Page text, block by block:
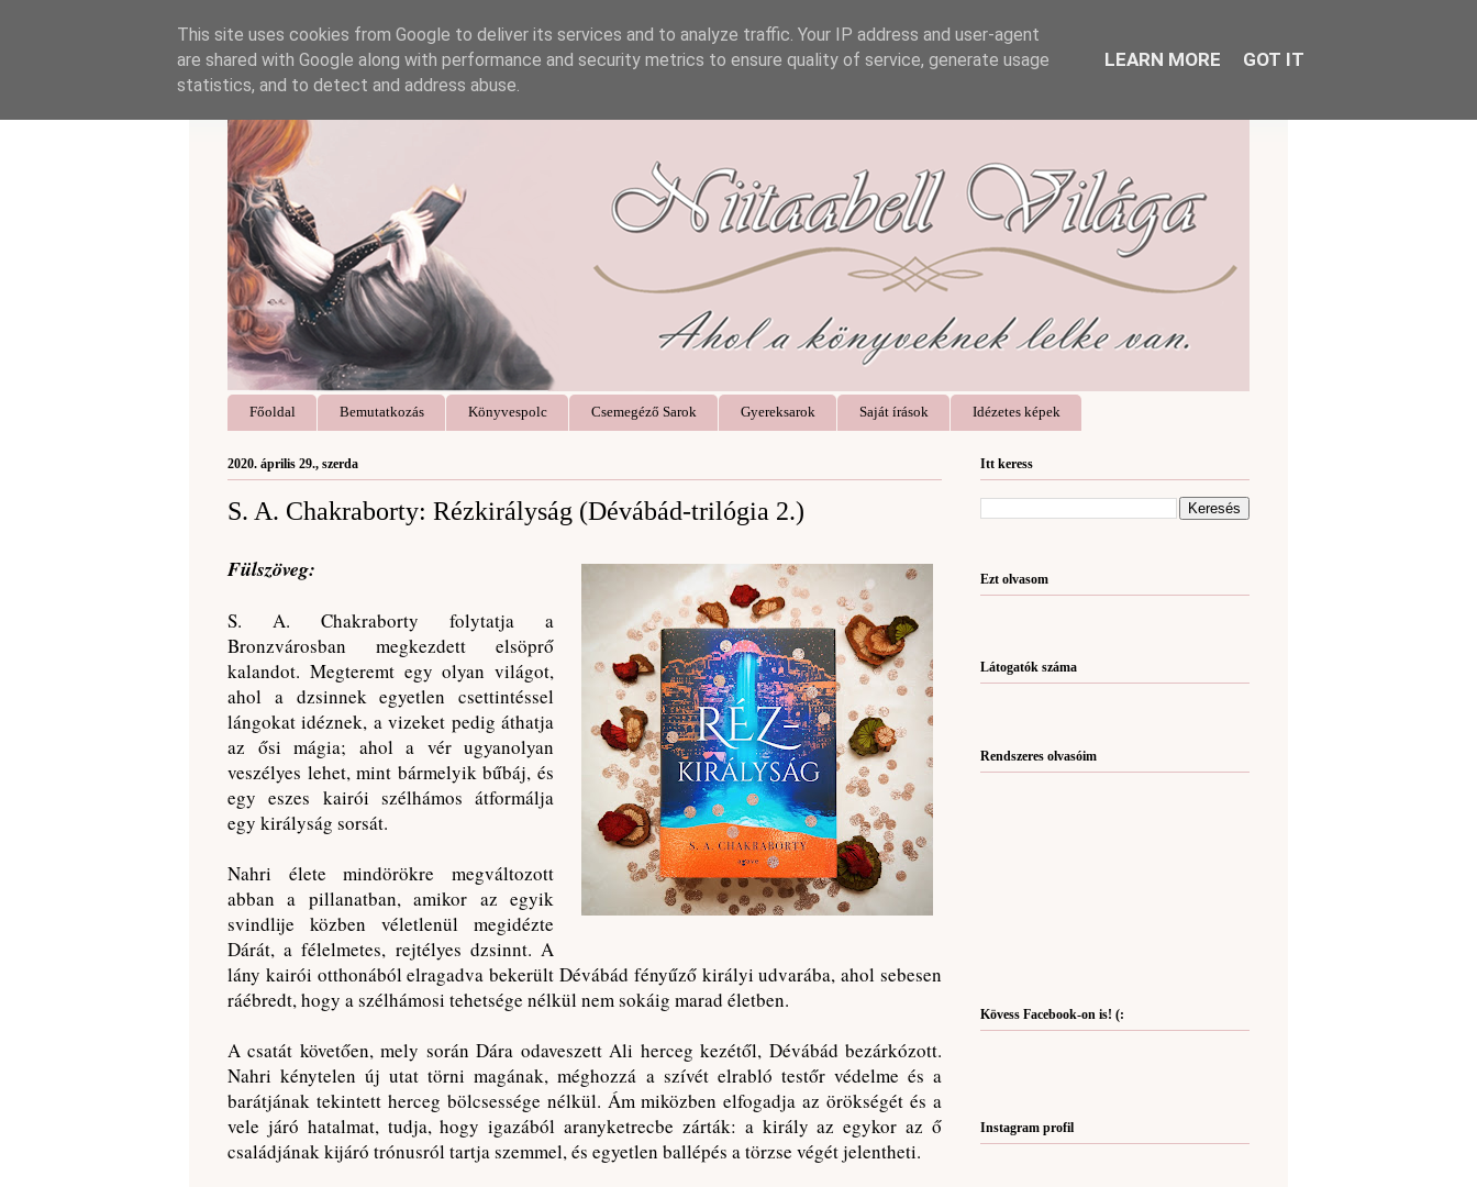
Főoldal Bemutatkozás Könyvespolc Csemegéző Sarok Gyereksarok Saját írások Idézetes képek
2020. április 29., szerda
S. A. Chakraborty: Rézkirályság (Dévábád-trilógia 2.)
Fülszöveg:
S. ​A. Chakraborty folytatja a
Bronzvárosban megkezdett elsöprő
kalandot. Megteremt egy olyan világot,
ahol a dzsinnek egyetlen csettintéssel
lángokat idéznek, a vizeket pedig áthatja
az ősi mágia; ahol a vér ugyanolyan
veszélyes lehet, mint bármelyik bűbáj, és
egy eszes kairói szélhámos átformálja
egy királyság sorsát.
Nahri élete mindörökre megváltozott
abban a pillanatban, amikor az egyik
svindlije közben véletlenül megidézte
Dárát, a félelmetes, rejtélyes dzsinnt. A
lány kairói otthonából elragadva bekerült Dévábád fényűző királyi udvarába, ahol sebesen
ráébredt, hogy a szélhámosi tehetsége nélkül nem sokáig marad életben.
A csatát követően, mely során Dára odaveszett Ali herceg kezétől, Dévábád bezárkózott.
Nahri kénytelen új utat törni magának, méghozzá a szívét elrabló testőr védelme és a
barátjának tekintett herceg bölcsessége nélkül. Ám miközben elfogadja az örökségét és a
vele járó hatalmat, tudja, hogy igazából aranyketrecbe zárták: a király az egykor az ő
családjának kijáró trónusról tartja szemmel, és egyetlen ballépés a törzse végét jelentheti.
Itt keress
Ezt olvasom
Látogatók száma
Rendszeres olvasóim
Kövess Facebook-on is! (:
Instagram profil
This site uses cookies from Google to deliver its services and to analyze traffic. Your IP address and user-agent
are shared with Google along with performance and security metrics to ensure quality of service, generate usage
statistics, and to detect and address abuse.
LEARN MORE GOT IT